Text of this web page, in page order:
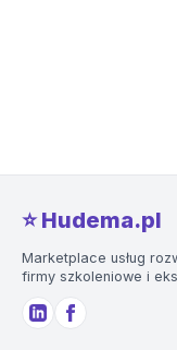
⭐️ Hudema.pl
Marketplace usług
firmy szkoleniowe i